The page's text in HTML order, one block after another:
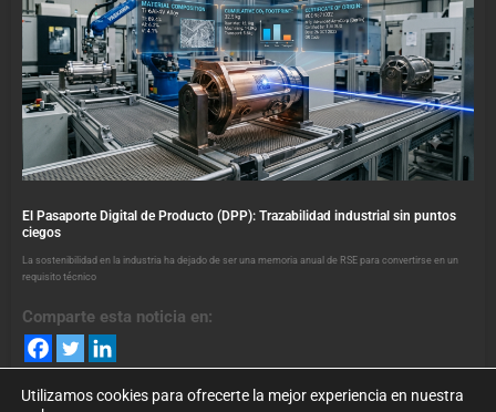
El Pasaporte Digital de Producto (DPP): Trazabilidad industrial sin puntos
ciegos
La sostenibilidad en la industria ha dejado de ser una memoria anual de RSE para convertirse en un
requisito técnico
Comparte esta noticia en:
Utilizamos cookies para ofrecerte la mejor experiencia en nuestra